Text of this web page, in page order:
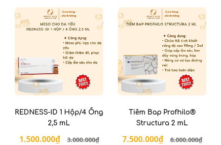
REDNESS-ID 1 Hộp/4 Ống
2,5 mL
1.500.000₫ 3.000.000₫
Tiêm Bap Profhilo®
Structura 2 mL
7.500.000₫ 8.000.000₫